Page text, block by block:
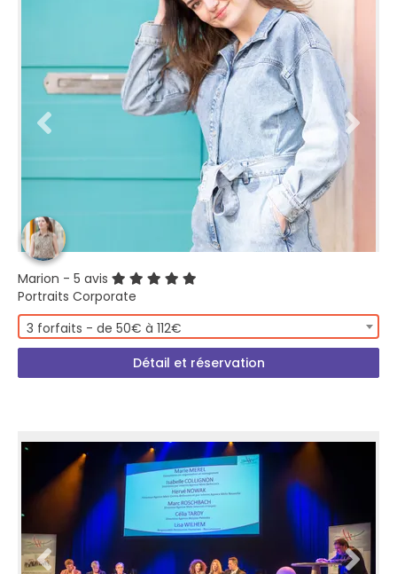
Marion - 5 avis
Portraits Corporate
3 forfaits - de 50€ à 112€
Détail et réservation